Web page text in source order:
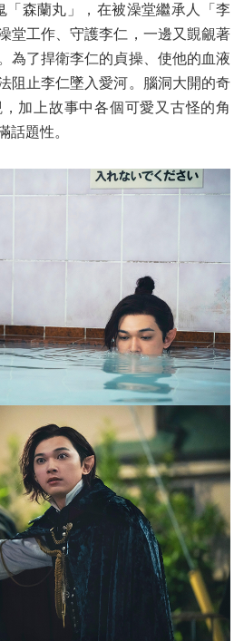
「森蘭丸」，在被澡堂繼承人「李
堂工作、守護李仁，一邊又覬覦著
為了捍衛李仁的貞操、使他的血液
阻止李仁墜入愛河。腦洞大開的奇
加上故事中各個可愛又古怪的角
話題性。